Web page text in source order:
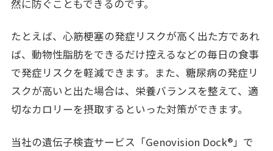
然に防ぐこともできるのです。
たとえば、心筋梗塞の発症リスクが高く出た方であれ
ば、動物性脂肪をできるだけ控えるなどの毎日の食事
で発症リスクを軽減できます。また、糖尿病の発症リ
スクが高いと出た場合は、栄養バランスを整えて、適
切なカロリーを摂取するといった対策ができます。
当社の遺伝子検査サービス「Genovision Dock®」で